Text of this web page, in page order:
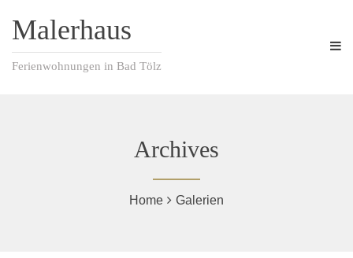
Malerhaus
Ferienwohnungen in Bad Tölz
Archives
Home Galerien